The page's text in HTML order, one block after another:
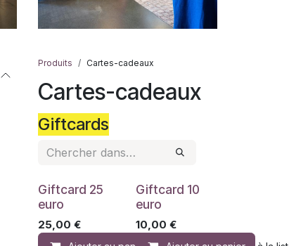
Produits Cartes-cadeaux
Cartes-cadeaux
Giftcards
Giftcard 25
euro
25,00 €
Giftcard 10
euro
10,00 €